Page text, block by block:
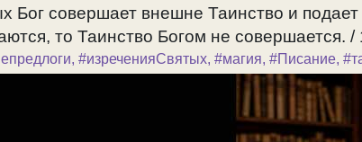
Бог совершает внешне Таинство и
то Таинство Богом не совершается. /
, #изреченияСвятых, #магия, #Писание,